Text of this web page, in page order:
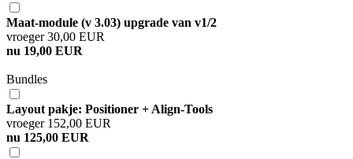
Maat-module (v 3.03) upgrade van v1/2
vroeger 30,00 EUR
nu 19,00 EUR
Bundles
Layout pakje: Positioner + Align-Tools
vroeger 152,00 EUR
nu 125,00 EUR